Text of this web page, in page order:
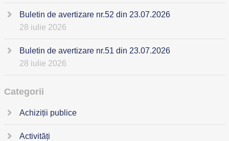
Buletin de avertizare nr.52 din 23.07.2026
28 iulie 2026
Buletin de avertizare nr.51 din 23.07.2026
28 iulie 2026
Categorii
Achiziții publice
Activități